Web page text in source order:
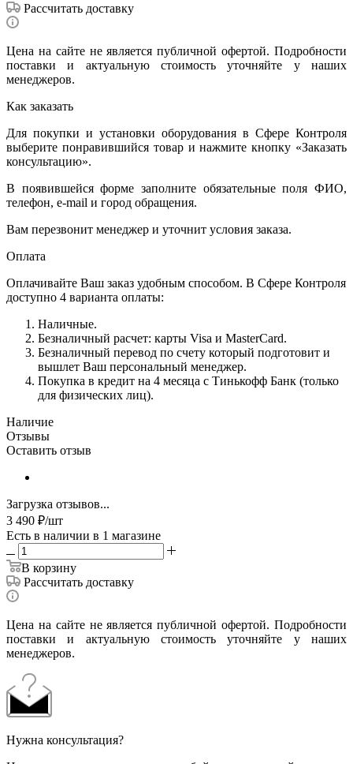
Рассчитать доставку
Цена на сайте не является публичной офертой. Подробности
поставки и актуальную стоимость уточняйте у наших
менеджеров.
Как заказать
Для покупки и установки оборудования в Сфере Контроля
выберите понравившийся товар и нажмите кнопку «Заказать
консультацию».
В появившейся форме заполните обязательные поля ФИО,
телефон, e-mail и город обращения.
Вам перезвонит менеджер и уточнит условия заказа.
Оплата
Оплачивайте Ваш заказ удобным способом. В Сфере Контроля
доступно 4 варианта оплаты:
Наличные.
Безналичный расчет: карты Visa и MasterCard.
Безналичный перевод по счету который подготовит и
вышлет Ваш персональный менеджер.
Покупка в кредит на 4 месяца с Тинькофф Банк (только
для физических лиц).
Наличие
Отзывы
Оставить отзыв
Загрузка отзывов...
3 490 ₽/шт
Есть в наличии в 1 магазине
В корзину
Рассчитать доставку
Цена на сайте не является публичной офертой. Подробности
поставки и актуальную стоимость уточняйте у наших
менеджеров.
Нужна консультация?